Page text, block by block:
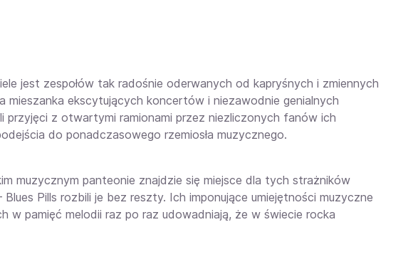
jest zespołów tak radośnie oderwanych od kapryśnych i zmiennych
mieszanka ekscytujących koncertów i niezawodnie genialnych
z otwartymi ramionami przez niezliczonych fanów ich
do ponadczasowego rzemiosła muzycznego.
muzycznym panteonie znajdzie się miejsce dla tych strażników
Pills rozbili je bez reszty. Ich imponujące umiejętności muzyczne
pamięć melodii raz po raz udowadniają, że w świecie rocka